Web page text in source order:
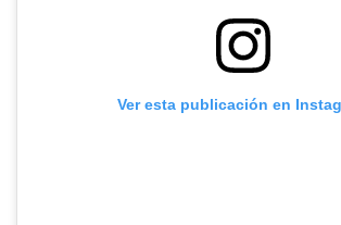
Ver esta publicación en